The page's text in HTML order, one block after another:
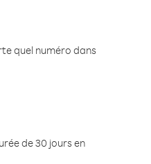
quel numéro dans
de 30 jours en